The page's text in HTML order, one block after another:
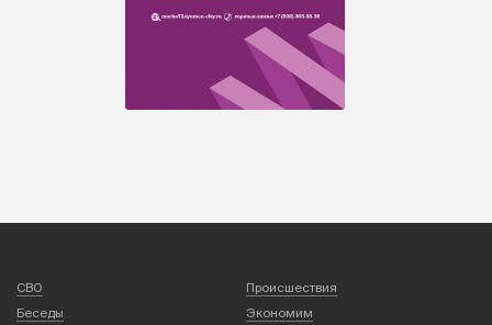
СВО
Происшествия
Беседы
Экономим